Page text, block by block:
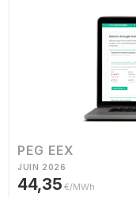
PEG EEX
JUIN 2026
44,35 €/MWh